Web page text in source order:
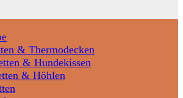
& Thermodecken
& Hundekissen
& Höhlen